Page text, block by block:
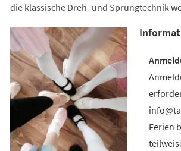
die klassische Dreh- und Sprungtechnik
Ferien